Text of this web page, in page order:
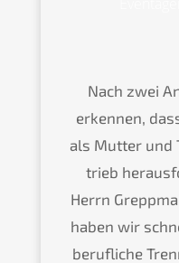
Nach zwei
erken­nen,
als Mutter und
trieb
Herrn
haben wir
beruf­li­che